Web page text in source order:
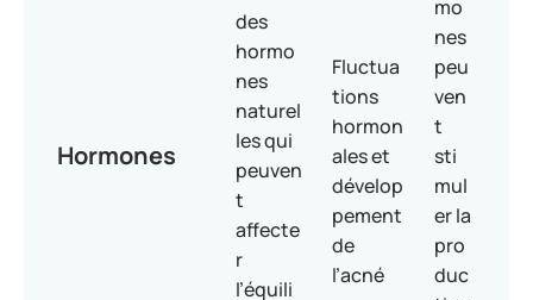
Hormones
des
hormo
nes
naturel
les qui
peuven
t
affecte
r
l’équili
Fluctua
tions
hormon
ales et
dévelop
pement
de
l’acné
mo
nes
peu
ven
t
sti
mul
er la
pro
duc